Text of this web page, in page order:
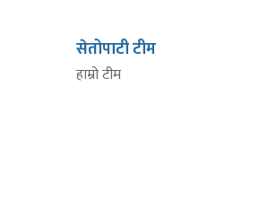
सेतोपाटी टीम
हाम्रो टीम